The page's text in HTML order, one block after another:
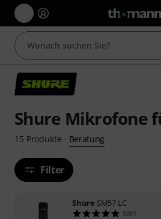
Shure Mikrofone
15 Produkte · Beratung
Filter
Shure SM57 LC
5881